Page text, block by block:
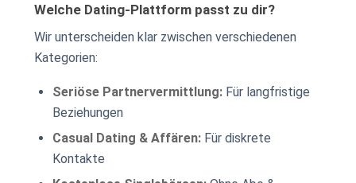
Welche Dating-Plattform passt zu dir?
Wir unterscheiden klar zwischen verschiedenen
Kategorien:
Seriöse Partnervermittlung: Für langfristige
Beziehungen
Casual Dating & Affären: Für diskrete
Kontakte